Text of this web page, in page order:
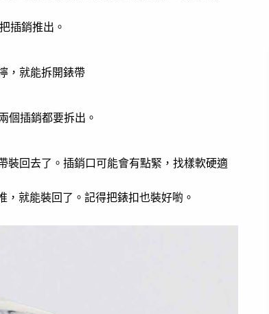
插銷推出。
，就能拆開錶帶
個插銷都要拆出。
裝回去了。插銷口可能會有點緊，找樣軟硬適
就能裝回了。記得把錶扣也裝好喲。